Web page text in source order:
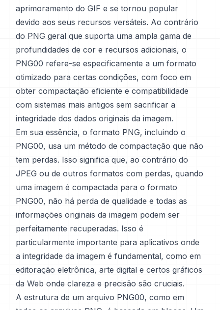
aprimoramento do GIF e se tornou popular
devido aos seus recursos versáteis. Ao contrário
do PNG geral que suporta uma ampla gama de
profundidades de cor e recursos adicionais, o
PNG00 refere-se especificamente a um formato
otimizado para certas condições, com foco em
obter compactação eficiente e compatibilidade
com sistemas mais antigos sem sacrificar a
integridade dos dados originais da imagem.
Em sua essência, o formato PNG, incluindo o
PNG00, usa um método de compactação que não
tem perdas. Isso significa que, ao contrário do
JPEG ou de outros formatos com perdas, quando
uma imagem é compactada para o formato
PNG00, não há perda de qualidade e todas as
informações originais da imagem podem ser
perfeitamente recuperadas. Isso é
particularmente importante para aplicativos onde
a integridade da imagem é fundamental, como em
editoração eletrônica, arte digital e certos gráficos
da Web onde clareza e precisão são cruciais.
A estrutura de um arquivo PNG00, como em